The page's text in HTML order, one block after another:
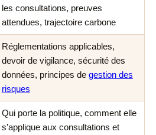
les consultations, preuves
attendues, trajectoire carbone
Réglementations applicables,
devoir de vigilance, sécurité des
données, principes de gestion des
risques
Qui porte la politique, comment elle
s’applique aux consultations et